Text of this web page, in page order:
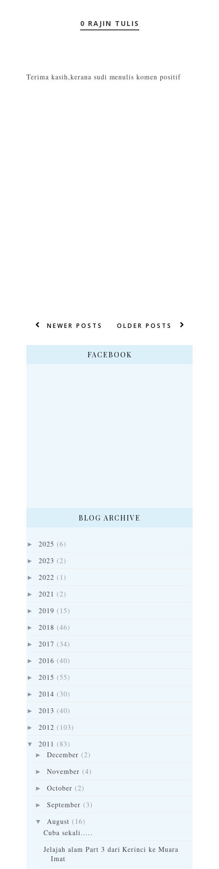
0 RAJIN TULIS
Terima kasih,kerana sudi menulis komen positif
NEWER POSTS OLDER POSTS
FACEBOOK
BLOG ARCHIVE
► 2025 (6)
► 2023 (2)
► 2022 (1)
► 2021 (2)
► 2019 (15)
► 2018 (46)
► 2017 (34)
► 2016 (40)
► 2015 (55)
► 2014 (30)
► 2013 (40)
► 2012 (103)
▼ 2011 (83)
► December (2)
► November (4)
► October (2)
► September (3)
▼ August (16)
Cuba sekali.....
Jelajah alam Part 3 dari Kerinci ke Muara
Imat